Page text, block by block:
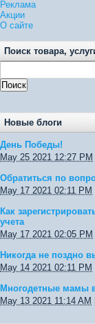
Реклама
Акции
О сайте
Поиск товара,
Новые блоги
День Победы!
May 25 2021 12:27 PM
Обратиться по
May 17 2021 02:11 PM
Как
учета
May 17 2021 02:05 PM
Никогда не поздно
May 14 2021 02:11 PM
Многодетные мамы
May 13 2021 11:14 AM